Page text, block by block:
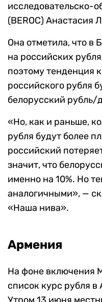
исследовательско-
(BEROC) Анастасия
Она отметила, что в
на российских
поэтому тенденция
российского рубля
белорусский
«Но, как и раньше,
рубля будут более
российский
значит, что
именно на 10%. Но
аналогичными», —
«Наша нива».
Армения
На фоне включения
список курс рубля